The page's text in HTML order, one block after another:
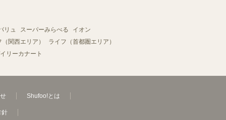
リュ スーパーみらべる
イオン
関西エリア）
ライフ（首都圏エリア）
リーカナート
Shufoo!とは
針